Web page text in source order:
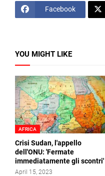
Facebook
YOU MIGHT LIKE
AFRICA
Crisi Sudan, l'appello
dell'ONU: 'Fermate
immediatamente gli scontri'
April 15, 2023